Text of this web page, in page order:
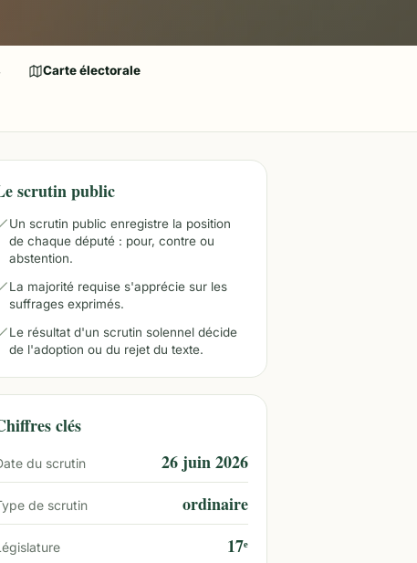
Carte électorale
scrutin public
Un scrutin public enregistre la position
de chaque député : pour, contre ou
abstention.
La majorité requise s'apprécie sur les
suffrages exprimés.
Le résultat d'un scrutin solennel décide
de l'adoption ou du rejet du texte.
clés
du scrutin 26 juin 2026
de scrutin ordinaire
17ᵉ